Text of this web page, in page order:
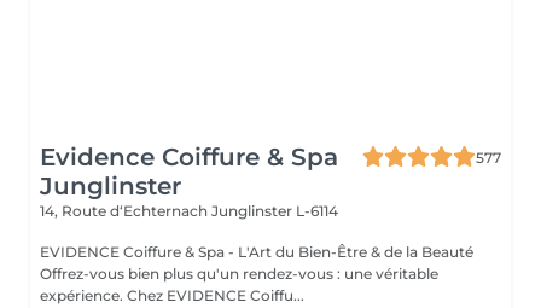
Evidence Coiffure & Spa
Junglinster
577
14, Route d‘Echternach Junglinster L-6114
EVIDENCE Coiffure & Spa - L'Art du Bien-Être & de la Beauté
Offrez-vous bien plus qu'un rendez-vous : une véritable
expérience. Chez EVIDENCE Coiffu...